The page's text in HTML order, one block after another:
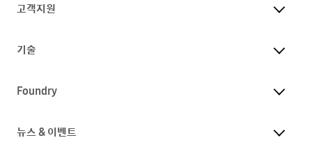
고객지원
기술
Foundry
뉴스 & 이벤트